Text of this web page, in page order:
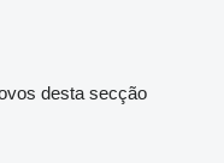
desta secção